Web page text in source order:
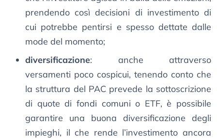
prendendo così decisioni di investimento di
cui potrebbe pentirsi e spesso dettate dalle
mode del momento;
diversificazione: anche attraverso
versamenti poco cospicui, tenendo conto che
la struttura del PAC prevede la sottoscrizione
di quote di fondi comuni o ETF, è possibile
garantire una buona diversificazione degli
impieghi, il che rende l’investimento ancora